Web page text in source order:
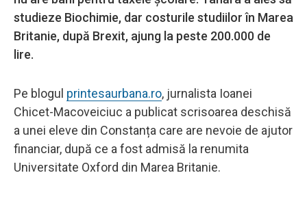
studieze Biochimie, dar costurile studiilor în Marea
Britanie, după Brexit, ajung la peste 200.000 de
lire.
Pe blogul printesaurbana.ro, jurnalista Ioanei
Chicet-Macoveiciuc a publicat scrisoarea deschisă
a unei eleve din Constanța care are nevoie de ajutor
financiar, după ce a fost admisă la renumita
Universitate Oxford din Marea Britanie.